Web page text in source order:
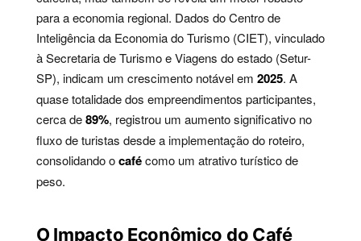
para a economia regional. Dados do Centro de
Inteligência da Economia do Turismo (CIET), vinculado
à Secretaria de Turismo e Viagens do estado (Setur-
SP), indicam um crescimento notável em 2025. A
quase totalidade dos empreendimentos participantes,
cerca de89%, registrou um aumento significativo no
fluxo de turistas desde a implementação do roteiro,
consolidando ocafécomo um atrativo turístico de
peso.
O Impacto Econômico do Café